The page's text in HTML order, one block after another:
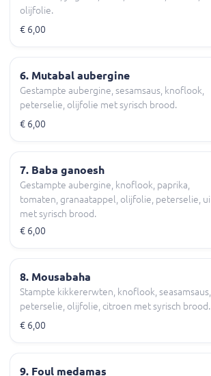
olijfolie.
€ 6,00
6. Mutabal aubergine
Gestampte aubergine, sesamsaus, knoflook,
peterselie, olijfolie met syrisch brood.
€ 6,00
7. Baba ganoesh
Gestampte aubergine, knoflook, paprika,
tomaten, granaatappel, olijfolie, peterselie, ui
met syrisch brood.
€ 6,00
8. Mousabaha
Stampte kikkererwten, knoflook, seasamsaus,
peterselie, olijfolie, citroen met syrisch brood.
€ 6,00
9. Foul medamas